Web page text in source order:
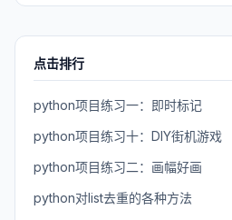
点击排行
python项目练习一：即时标记
python项目练习十：DIY街机游戏
python项目练习二：画幅好画
python对list去重的各种方法